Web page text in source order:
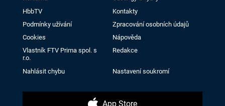
HbbTV
Kontakty
Podmínky užívání
Zpracování osobních údajů
Cookies
Nápověda
Vlastník FTV Prima spol. s
r.o.
Redakce
Nahlásit chybu Nastavení soukromí
App Store